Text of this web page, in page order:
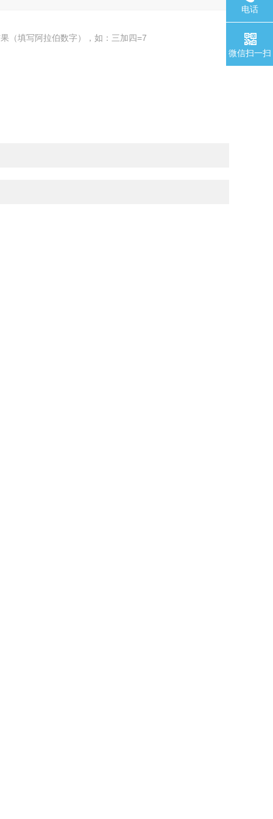
（填写阿拉伯数字），如：三加四=7
电话
微信扫一扫